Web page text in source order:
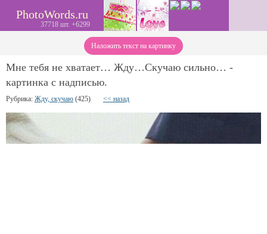
PhotoWords.ru
37718 шт. +6299
Наложить текст на картинку
Мне тебя не хватает… Жду…Скучаю сильно… -
картинка с надписью.
Рубрика: Жду, скучаю (425) << назад